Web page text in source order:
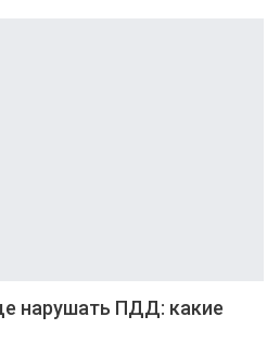
нарушать ПДД: какие